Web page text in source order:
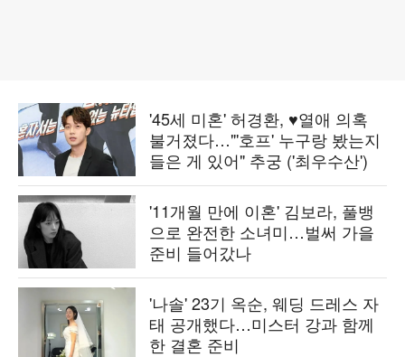
'45세 미혼' 허경환, ♥열애 의혹
불거졌다…"'호프' 누구랑 봤는지
들은 게 있어" 추궁 ('최우수산')
'11개월 만에 이혼' 김보라, 풀뱅
으로 완전한 소녀미…벌써 가을
준비 들어갔나
'나솔' 23기 옥순, 웨딩 드레스 자
태 공개했다…미스터 강과 함께
한 결혼 준비